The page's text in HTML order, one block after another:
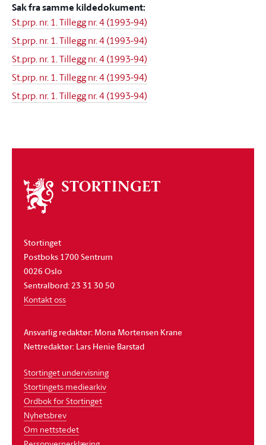
Sak fra samme kildedokument:
St.prp. nr. 1. Tillegg nr. 4 (1993-94)
St.prp. nr. 1. Tillegg nr. 4 (1993-94)
St.prp. nr. 1. Tillegg nr. 4 (1993-94)
St.prp. nr. 1. Tillegg nr. 4 (1993-94)
St.prp. nr. 1. Tillegg nr. 4 (1993-94)
Om
stortinget
Stortinget
Postboks 1700 Sentrum
0026 Oslo
Sentralbord: 23 31 30 50
Kontakt oss
Ansvarlig redaktør: Mona Mortensen Krane
Nettredaktør: Lars Henie Barstad
Stortinget undervisning
Stortingets mediearkiv
Ordbok for Stortinget
Nyhetsbrev
Om nettstedet